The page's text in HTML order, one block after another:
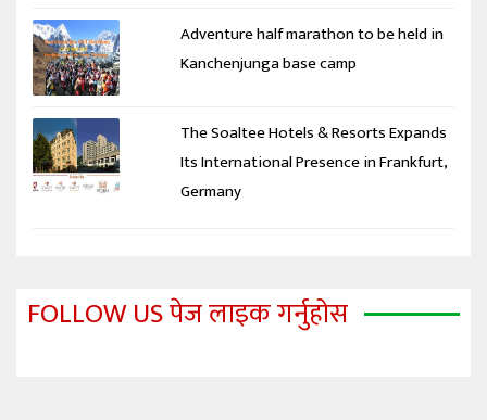
Adventure half marathon to be held in
Kanchenjunga base camp
The Soaltee Hotels & Resorts Expands
Its International Presence in Frankfurt,
Germany
FOLLOW US पेज लाइक गर्नुहोस